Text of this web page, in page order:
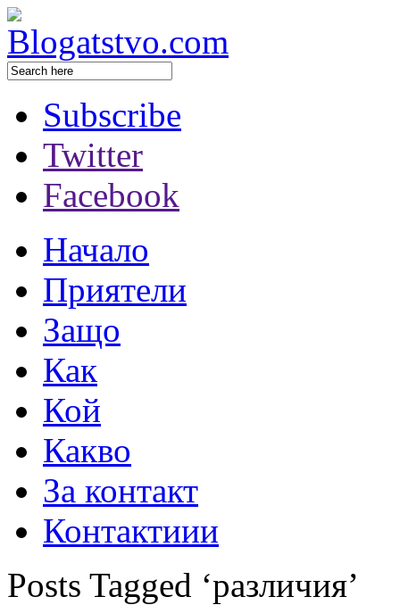
Subscribe
Twitter
Facebook
Начало
Приятели
Защо
Как
Кой
Какво
За контакт
Контактиии
Posts Tagged ‘различия’